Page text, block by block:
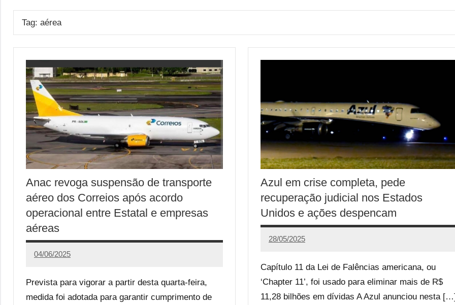
Tag: aérea
Anac revoga suspensão de transporte
aéreo dos Correios após acordo
operacional entre Estatal e empresas
aéreas
04/06/2025
Calango
10
Prevista para vigorar a partir desta quarta-feira,
medida foi adotada para garantir cumprimento de
Azul em crise completa, pede
recuperação judicial nos Estados
Unidos e ações despencam
28/05/2025
Calango
2
Capítulo 11 da Lei de Falências americana, ou
‘Chapter 11’, foi usado para eliminar mais de R$
11,28 bilhões em dívidas A Azul anunciou nesta